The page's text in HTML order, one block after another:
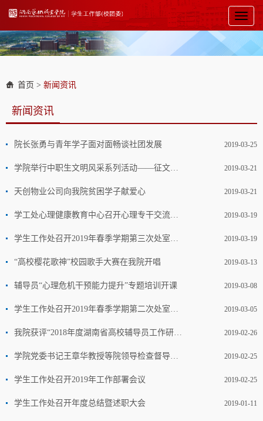
Toggle
首页 > 新闻资讯
新闻资讯
院长张勇与青年学子面对面畅谈社团发展 2019-03-25
2019-03-21
天创物业公司向我院贫困学子献爱心 2019-03-21
2019-03-19
2019-03-19
“高校樱花歌神”校园歌手大赛在我院开唱 2019-03-13
辅导员“心理危机干预能力提升”专题培训开课 2019-03-08
2019-03-05
2019-02-26
2019-02-25
学生工作处召开2019年工作部署会议 2019-02-25
学生工作处召开年度总结暨述职大会 2019-01-11